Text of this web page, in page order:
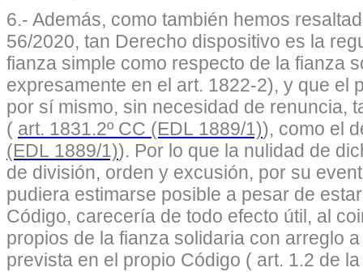
6.- Además, como también hemos
56/2020, tan Derecho dispositivo es la
fianza simple como respecto de la fianza
expresamente en el art. 1822-2), y que el
por sí mismo, sin necesidad de renuncia,
( art. 1831.2º CC (EDL 1889/1)), como el
(EDL 1889/1)). Por lo que la nulidad de
de división, orden y excusión, por su
pudiera estimarse posible a pesar de
Código, carecería de todo efecto útil, al
propios de la fianza solidaria con arreglo
prevista en el propio Código ( art. 1.2 de